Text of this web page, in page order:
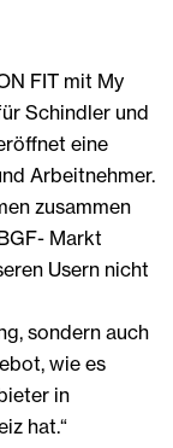
FIT mit My
Schindler und
eine
Arbeitnehmer.
zusammen
Markt
Usern nicht
sondern auch
wie es
in
hat.“